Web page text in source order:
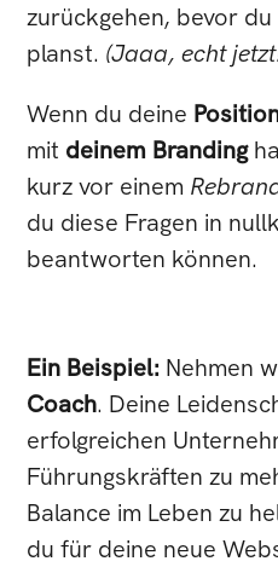
zurückgehen, bevor
planst. (Jaaa, echt
Wenn du deine
mit deinem Branding
kurz vor einem
du diese Fragen in
beantworten können.
Ein Beispiel: Nehmen
Coach. Deine
erfolgreichen
Führungskräften zu
Balance im Leben zu
du für deine neue